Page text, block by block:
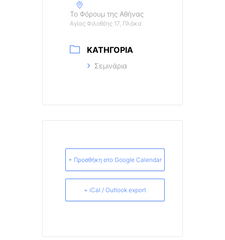
Το Φόρουμ της Αθήνας
Αγίας Φιλοθέης 17, Πλάκα
ΚΑΤΗΓΟΡΊΑ
Σεμινάρια
+ Προσθήκη στο Google Calendar
+ iCal / Outlook export